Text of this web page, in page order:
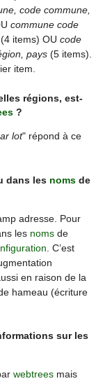
code commune,
commune code
items) OU code
pays(5 items).
item.
régions, est-
?
lot" répond à ce
dans les noms de
adresse. Pour
les nomsde
. C’est
en raison de la
hameau (écriture
sur les
webtreesmais